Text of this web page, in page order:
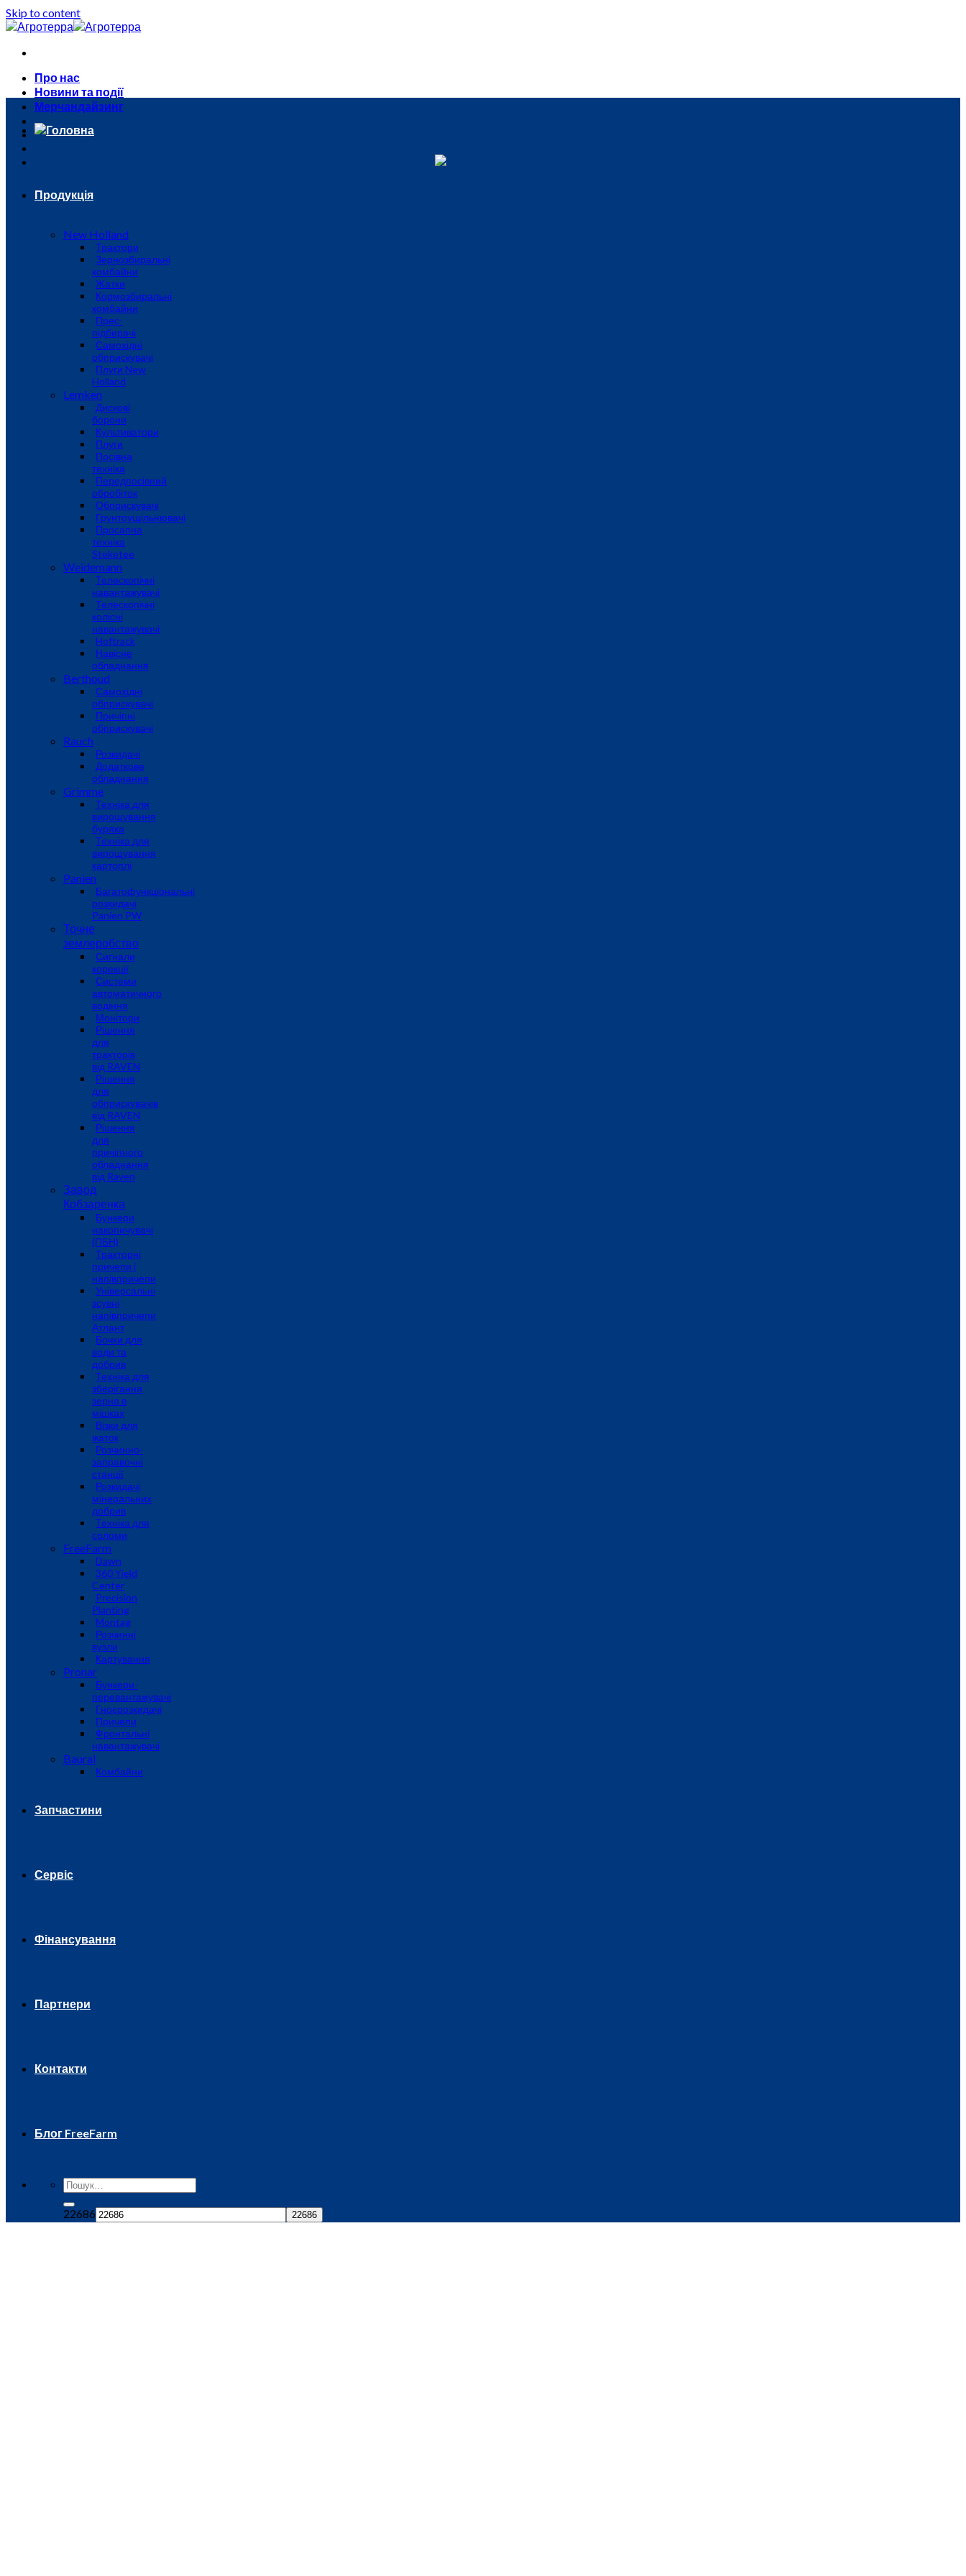
Skip to content
Про нас
Новини та події
Мерчандайзинг
Головна
Продукція
New Holland
Трактори
Зернозбиральні
комбайни
Жатки
Кормозбиральні
комбайни
Прес-
підбирачі
Самохідні
обприскувачі
Плуги New
Holland
Lemken
Дискові
борони
Культиватори
Плуги
Посівна
техніка
Передпосівний
обробіток
Обприскувачі
Грунтоущільнювачі
Просапна
техніка
Steketee
Weidemann
Телескопічні
навантажувачі
Телескопічні
колісні
навантажувачі
Hoftrack
Навісне
обладнання
Berthoud
Самохідні
обприскувачі
Причіпні
обприскувачі
Rauch
Розкидачі
Додаткове
обладнання
Grimme
Техніка для
вирощування
буряка
Техніка для
вирощування
картоплі
Panien
Багатофункціональні
розкидачі
Panien PW
Точне
землеробство
Сигнали
корекції
Системи
автоматичного
водіння
Монітори
Рішення
для
тракторів
від RAVEN
Рішення
для
обприскувачів
від RAVEN
Рішення
для
причіпного
обладнання
від Raven
Завод
Кобзаренка
Бункери
накопичувачі
(ПБН)
Тракторні
причепи i
напiвпричепи
Універсальні
зсувні
напівпричепи
Атлант
Бочки для
води та
добрив
Техніка для
зберігання
зерна в
мішках
Візки для
жаток
Розчинно-
заправочні
станції
Розкидачі
мінеральних
добрив
Техніка для
соломи
FreeFarm
Dawn
360 Yield
Center
Precision
Planting
Montag
Розчинні
вузли
Картування
Pronar
Бункери-
перевантажувачі
Гноєрозкидачі
Причепи
Фронтальні
навантажувачі
Baural
Комбайни
Запчастини
Сервіс
Фінансування
Партнери
Контакти
Блог FreeFarm
22686